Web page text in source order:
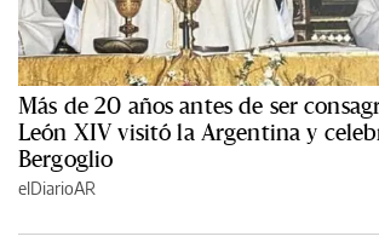
Más de 20 años antes de ser
León XIV visitó la Argentina y
Bergoglio
elDiarioAR